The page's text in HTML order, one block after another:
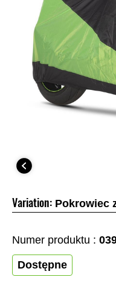
Variation: Pokrowiec
Numer produktu :
Dostępne